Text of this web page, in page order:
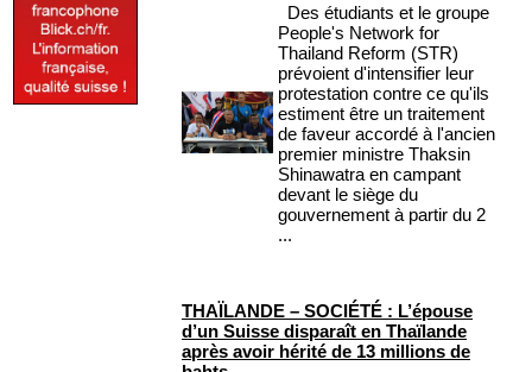
Des étudiants et le groupe
People's Network for
Thailand Reform (STR)
prévoient d'intensifier leur
protestation contre ce qu'ils
estiment être un traitement
de faveur accordé à l'ancien
premier ministre Thaksin
Shinawatra en campant
devant le siège du
gouvernement à partir du 2
...
THAÏLANDE – SOCIÉTÉ : L’épouse
d’un Suisse disparaît en Thaïlande
après avoir hérité de 13 millions de